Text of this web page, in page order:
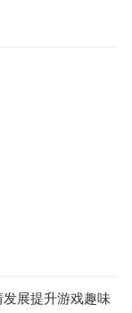
展提升游戏趣味